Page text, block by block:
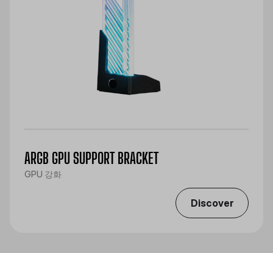
ARGB GPU SUPPORT BRACKET
GPU 강화
Discover